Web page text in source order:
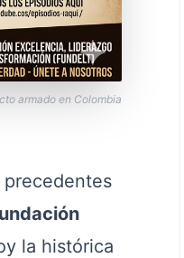
armado en Colombia
la histórica